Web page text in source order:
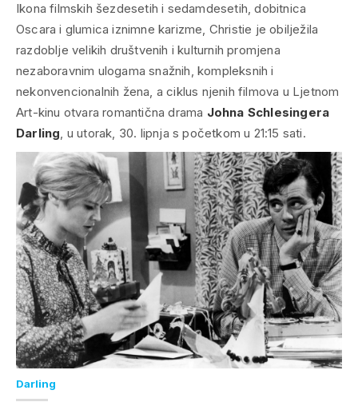
Ikona filmskih šezdesetih i sedamdesetih, dobitnica
Oscara i glumica iznimne karizme, Christie je obilježila
razdoblje velikih društvenih i kulturnih promjena
nezaboravnim ulogama snažnih, kompleksnih i
nekonvencionalnih žena, a ciklus njenih filmova u Ljetnom
Art-kinu otvara romantična drama Johna Schlesingera
Darling , u utorak, 30. lipnja s početkom u 21:15 sati.
Darling